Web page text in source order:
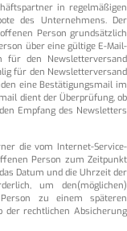
in regelmäßigen
des Unternehmens. Der
Person grundsätzlich
über eine gültige E-Mail-
den Newsletterversand
für den Newsletterversand
eine Bestätigungsmail im
dient der Überprüfung, ob
Empfang des Newsletters
die vom Internet-Service-
Person zum Zeitpunkt
Datum und die Uhrzeit der
um den(möglichen)
zu einem späteren
der rechtlichen Absicherung